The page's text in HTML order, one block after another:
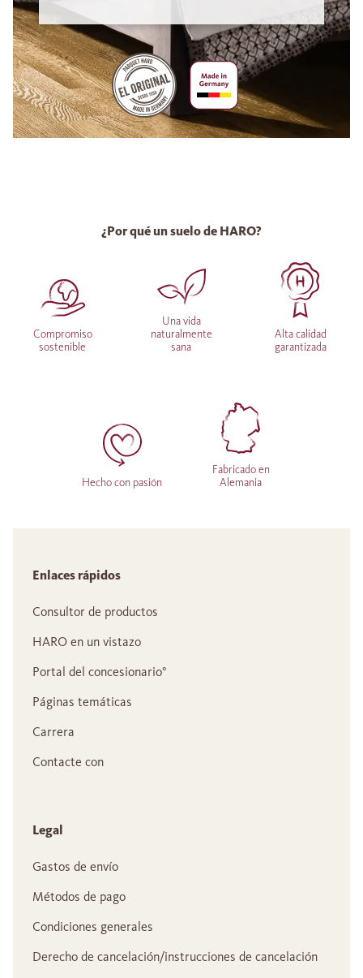
¿Por qué un suelo de HARO?
Compromiso
sostenible
Una vida
naturalmente
sana
Alta calidad
garantizada
Hecho con pasión
Fabricado en
Alemania
Enlaces rápidos
Consultor de productos
HARO en un vistazo
Portal del concesionario°
Páginas temáticas
Carrera
Contacte con
Legal
Gastos de envío
Métodos de pago
Condiciones generales
Derecho de cancelación/instrucciones de cancelación